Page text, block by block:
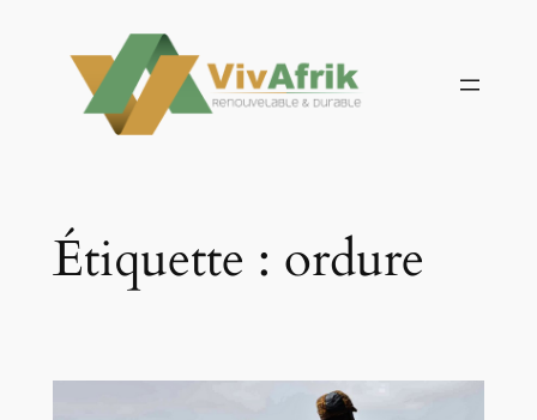
contenu
Étiquette : ordure